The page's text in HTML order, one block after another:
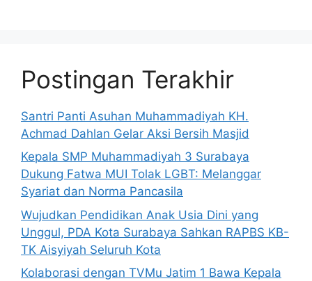
Postingan Terakhir
Santri Panti Asuhan Muhammadiyah KH.
Achmad Dahlan Gelar Aksi Bersih Masjid
Kepala SMP Muhammadiyah 3 Surabaya
Dukung Fatwa MUI Tolak LGBT: Melanggar
Syariat dan Norma Pancasila
Wujudkan Pendidikan Anak Usia Dini yang
Unggul, PDA Kota Surabaya Sahkan RAPBS KB-
TK Aisyiyah Seluruh Kota
Kolaborasi dengan TVMu Jatim 1 Bawa Kepala